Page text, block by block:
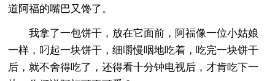
道阿福的嘴巴又馋了。
我拿了一包饼干，放在它面前，阿福像一位小姑娘
一样，叼起一块饼干，细嚼慢咽地吃着，吃完一块饼干
后，就不舍得吃了，还得看十分钟电视后，才肯吃下一